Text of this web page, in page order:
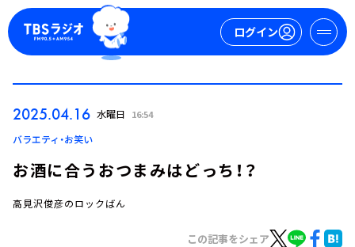
ログイン
ログイン
2025.04.16 水曜日 16:54
バラエティ・お笑い
お酒に合うおつまみはどっち！？
高見沢俊彦のロックばん
この記事をシェア